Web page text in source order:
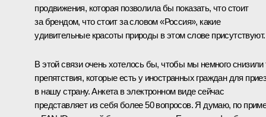
продвижения, которая позволила бы показать, что стоит
за брендом, что стоит за словом «Россия», какие
удивительные красоты природы в этом слове присутствуют.
В этой связи очень хотелось бы, чтобы мы немного снизили
препятствия, которые есть у иностранных граждан для
в нашу страну. Анкета в электронном виде сейчас
представляет из себя более 50 вопросов. Я думаю, по